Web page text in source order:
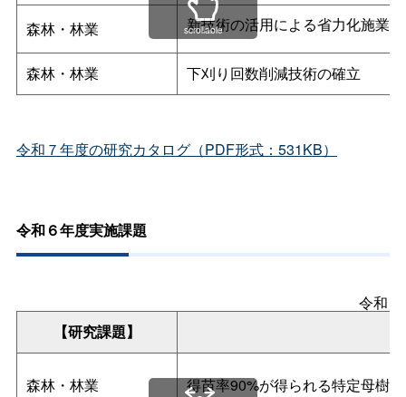
森林・林業 新技術の活用による省力化施業
森林・林業 下刈り回数削減技術の確立
scrollable
令和７年度の研究カタログ（PDF形式：531KB）
令和６年度実施課題
令和
【研究課題】
森林・林業 得苗率90%が得られる特定母樹